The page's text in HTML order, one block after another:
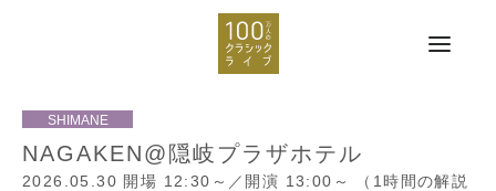
NAGAKEN@隠岐プラザホテル
2026.05.30 開場 12:30～／開演 13:00～
（1時間の解説